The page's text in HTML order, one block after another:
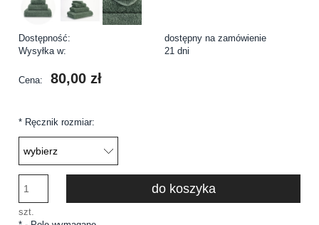
Dostępność:
dostępny na zamówienie
Wysyłka w:
21 dni
Cena: 80,00 zł
* Ręcznik rozmiar:
szt.
do koszyka